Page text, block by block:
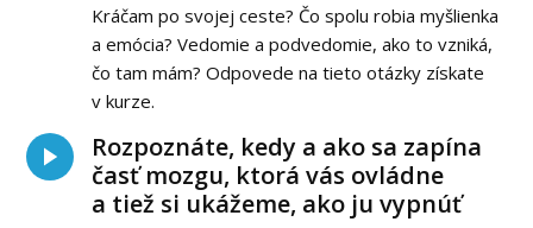
Kráčam po svojej ceste? Čo spolu robia myšlienka
a emócia? Vedomie a podvedomie, ako to vzniká,
čo tam mám? Odpovede na tieto otázky získate
v kurze.
Rozpoznáte, kedy a ako sa zapína
časť mozgu, ktorá vás ovládne
a tiež si ukážeme, ako ju vypnúť